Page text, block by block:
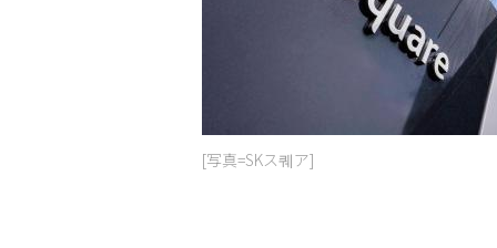
[写真=SKス퀘ア]